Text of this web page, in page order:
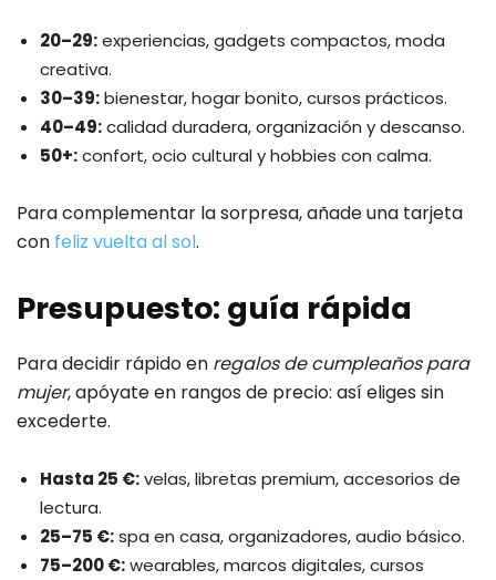
20–29:experiencias, gadgets compactos, moda
creativa.
30–39:bienestar, hogar bonito, cursos prácticos.
40–49:calidad duradera, organización y descanso.
50+:confort, ocio cultural y hobbies con calma.
Para complementar la sorpresa, añade una tarjeta
con feliz vuelta al sol.
Presupuesto: guía rápida
Para decidir rápido en regalos de cumpleaños para
mujer, apóyate en rangos de precio: así eliges sin
excederte.
Hasta 25 €:velas, libretas premium, accesorios de
lectura.
25–75 €:spa en casa, organizadores, audio básico.
75–200 €:wearables, marcos digitales, cursos